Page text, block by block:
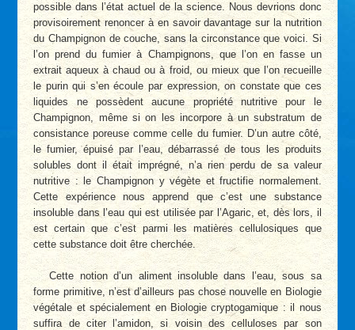
possible dans l’état actuel de la science. Nous devrions donc
provisoirement renoncer à en savoir davantage sur la nutrition
du Champignon de couche, sans la circonstance que voici. Si
l’on prend du fumier à Champignons, que l’on en fasse un
extrait aqueux à chaud ou à froid, ou mieux que l’on recueille
le purin qui s’en écoule par expression, on constate que ces
liquides ne possèdent aucune propriété nutritive pour le
Champignon, même si on les incorpore à un substratum de
consistance poreuse comme celle du fumier. D’un autre côté,
le fumier, épuisé par l’eau, débarrassé de tous les produits
solubles dont il était imprégné, n’a rien perdu de sa valeur
nutritive : le Champignon y végète et fructifie normalement.
Cette expérience nous apprend que c’est une substance
insoluble dans l’eau qui est utilisée par l’Agaric, et, dès lors, il
est certain que c’est parmi les matières cellulosiques que
cette substance doit être cherchée.
Cette notion d’un aliment insoluble dans l’eau, sous sa
forme primitive, n’est d’ailleurs pas chose nouvelle en Biologie
végétale et spécialement en Biologie cryptogamique : il nous
suffira de citer l’amidon, si voisin des celluloses par son